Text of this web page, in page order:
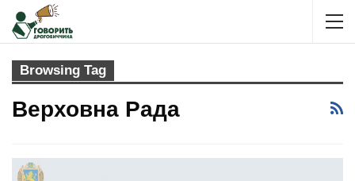
Browsing Tag
Верховна Рада